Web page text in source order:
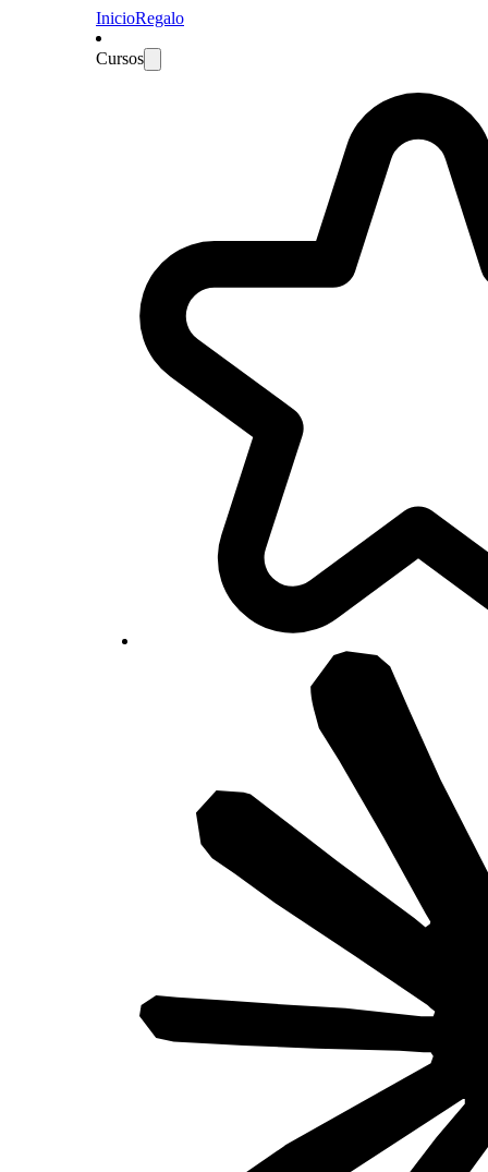
InicioRegalo
Cursos